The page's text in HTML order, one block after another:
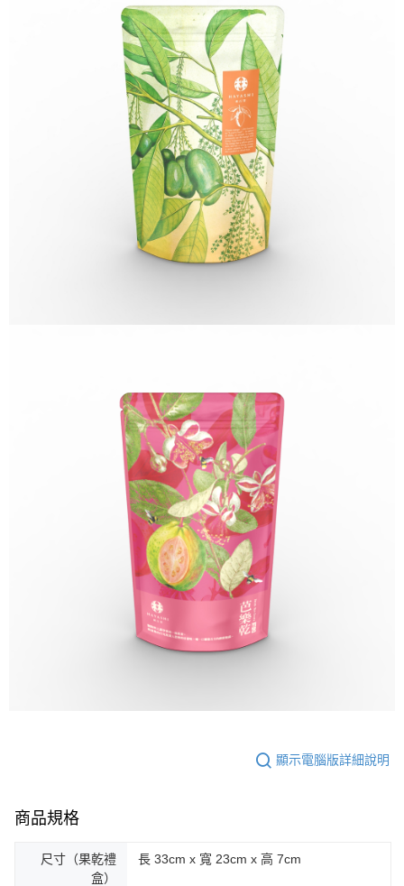
顯示電腦版詳細說明
商品規格
尺寸（果乾禮
盒）
長 33cm x 寬 23cm x 高 7cm